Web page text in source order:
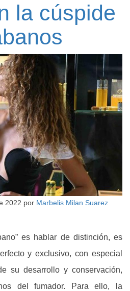
la cúspide
2022 por Marbelis Milan Suarez
es hablar de distinción, es
y exclusivo, con especial
su desarrollo y conservación,
del fumador. Para ello, la